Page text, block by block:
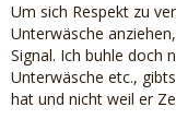
Um sich Respekt zu
Unterwäsche
Signal. Ich buhle doch
Unterwäsche etc.,
hat und nicht weil er